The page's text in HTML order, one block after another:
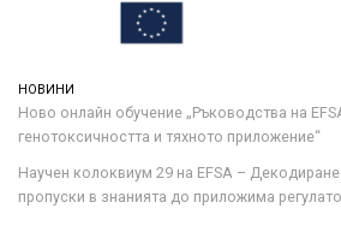
НОВИНИ
Ново онлайн обучение „Ръководства на
генотоксичността и тяхното приложение“
Научен колоквиум 29 на EFSA –
пропуски в знанията до приложима